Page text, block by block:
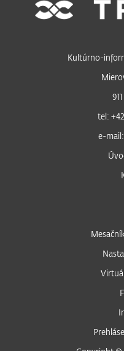
Kultúrno-
tel:
e-